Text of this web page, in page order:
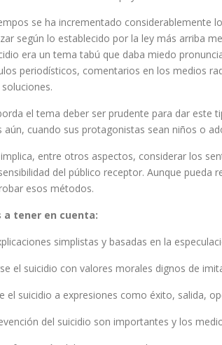
se ha incrementado considerablemente
según lo establecido por la ley más arriba
era un tema tabú que daba miedo
periodísticos, comentarios en los medios
el tema deber ser prudente para dar
aún, cuando sus protagonistas sean niños o
entre otros aspectos, considerar los
del público receptor. Aunque
esos métodos.
a tener en cuenta:
simplistas y basadas en la
el suicidio con valores morales dignos de
el suicidio a expresiones como éxito, salida,
del suicidio son importantes y los